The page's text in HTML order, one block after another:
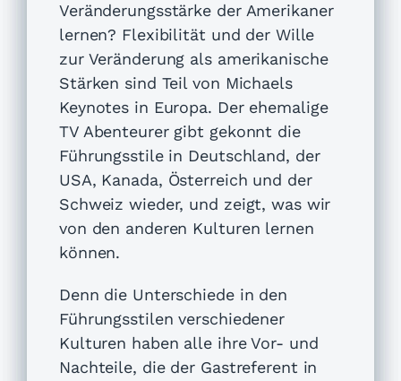
Veränderungsstärke der Amerikaner
lernen? Flexibilität und der Wille
zur Veränderung als amerikanische
Stärken sind Teil von Michaels
Keynotes in Europa. Der ehemalige
TV Abenteurer gibt gekonnt die
Führungsstile in Deutschland, der
USA, Kanada, Österreich und der
Schweiz wieder, und zeigt, was wir
von den anderen Kulturen lernen
können.
Denn die Unterschiede in den
Führungsstilen verschiedener
Kulturen haben alle ihre Vor- und
Nachteile, die der Gastreferent in